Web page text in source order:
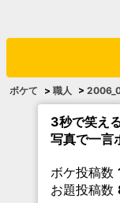
ボケて > 職人 >
3秒で笑え
写真で一
ボケ投稿数
お題投稿数